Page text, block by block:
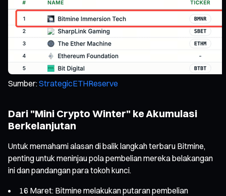
Sumber:StrategicETHReserve
Dari "Mini Crypto Winter" ke Akumulasi
Berkelanjutan
Untuk memahami alasan di balik langkah terbaru Bitmine,
penting untuk meninjau pola pembelian mereka belakangan
ini dan pandangan para tokoh kunci.
16 Maret: Bitmine melakukan putaran pembelian